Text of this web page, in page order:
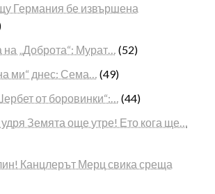
Германия бе извършена
на „Доброта“: Мурат… (52)
ми“ днес: Сема… (49)
от боровинки“:… (44)
Земята още утре! Ето кога ще…
Канцлерът Мерц свика среща